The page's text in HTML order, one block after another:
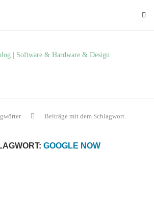
Beiträge mit dem Schlagwort
GOOGLE NOW